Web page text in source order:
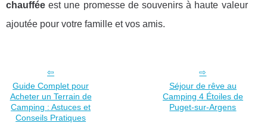
chauffée est une promesse de souvenirs à haute valeur
ajoutée pour votre famille et vos amis.
Guide Complet pour
Acheter un Terrain de
Camping : Astuces et
Conseils Pratiques
Séjour de rêve au
Camping 4 Étoiles de
Puget-sur-Argens